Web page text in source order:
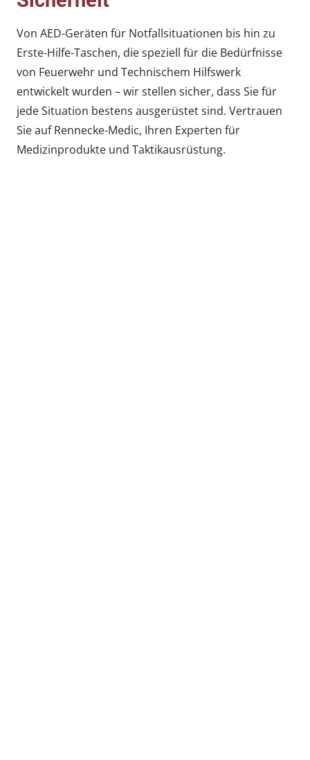
Von AED-Geräten für Notfallsituationen bis hin zu
Erste-Hilfe-Taschen, die speziell für die Bedürfnisse
von Feuerwehr und Technischem Hilfswerk
entwickelt wurden – wir stellen sicher, dass Sie für
jede Situation bestens ausgerüstet sind. Vertrauen
Sie auf Rennecke-Medic, Ihren Experten für
Medizinprodukte und Taktikausrüstung.